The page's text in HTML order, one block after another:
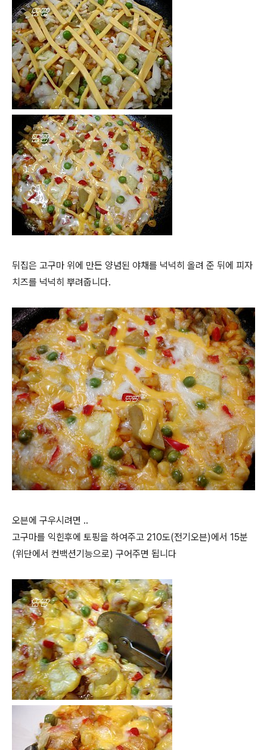
뒤집은 고구마 위에 만든 양념된 야채를 넉넉히 올려 준 뒤에 피자
치즈를 넉넉히 뿌려줍니다.
오븐에 구우시려면 ..
고구마를 익힌후에 토핑을 하여주고 210도(전기오븐)에서 15분
(위단에서 컨백션기능으로) 구어주면 됩니다